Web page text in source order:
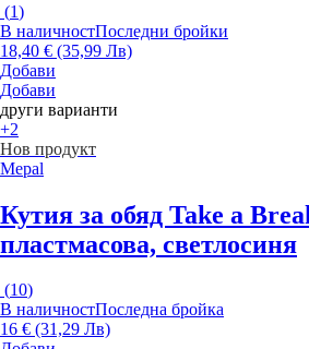
(1)
В наличностПоследни бройки
18,40 € (35,99 Лв)
Добави
Добави
други варианти
+2
Нов продукт
Mepal
Кутия за обяд Take a
пластмасова, светлосиня
(10)
В наличностПоследна бройка
16 € (31,29 Лв)